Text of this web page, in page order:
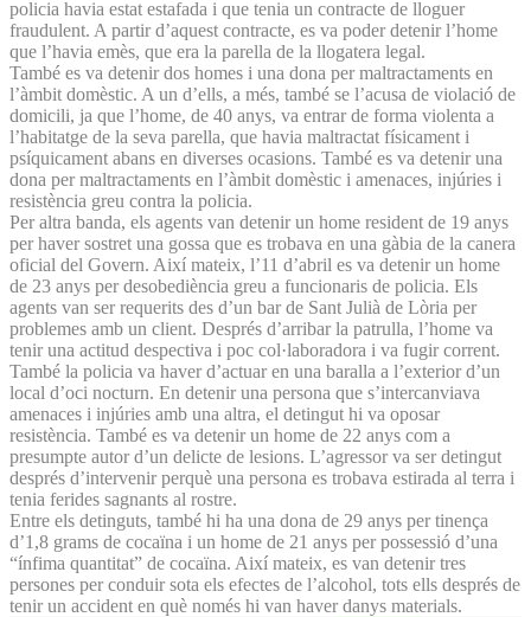
policia havia estat estafada i que tenia un contracte de lloguer
fraudulent. A partir d’aquest contracte, es va poder detenir l’home
que l’havia emès, que era la parella de la llogatera legal.
També es va detenir dos homes i una dona per maltractaments en
l’àmbit domèstic. A un d’ells, a més, també se l’acusa de violació de
domicili, ja que l’home, de 40 anys, va entrar de forma violenta a
l’habitatge de la seva parella, que havia maltractat físicament i
psíquicament abans en diverses ocasions. També es va detenir una
dona per maltractaments en l’àmbit domèstic i amenaces, injúries i
resistència greu contra la policia.
Per altra banda, els agents van detenir un home resident de 19 anys
per haver sostret una gossa que es trobava en una gàbia de la canera
oficial del Govern. Així mateix, l’11 d’abril es va detenir un home
de 23 anys per desobediència greu a funcionaris de policia. Els
agents van ser requerits des d’un bar de Sant Julià de Lòria per
problemes amb un client. Després d’arribar la patrulla, l’home va
tenir una actitud despectiva i poc col·laboradora i va fugir corrent.
També la policia va haver d’actuar en una baralla a l’exterior d’un
local d’oci nocturn. En detenir una persona que s’intercanviava
amenaces i injúries amb una altra, el detingut hi va oposar
resistència. També es va detenir un home de 22 anys com a
presumpte autor d’un delicte de lesions. L’agressor va ser detingut
després d’intervenir perquè una persona es trobava estirada al terra i
tenia ferides sagnants al rostre.
Entre els detinguts, també hi ha una dona de 29 anys per tinença
d’1,8 grams de cocaïna i un home de 21 anys per possessió d’una
“ínfima quantitat” de cocaïna. Així mateix, es van detenir tres
persones per conduir sota els efectes de l’alcohol, tots ells després de
tenir un accident en què només hi van haver danys materials.